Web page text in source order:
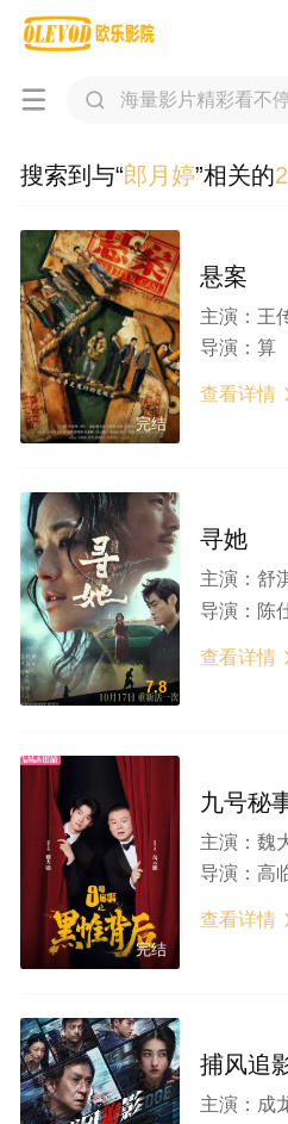
 
搜索到与“郎月婷”相关的
完结
悬案
主演： 王传君 江奇霖
导演： 算
查看详情
7.8
寻她
主演： 舒淇 白
导演： 陈
查看详情
完结
九号秘
主演： 魏大勋
导演： 高
查看详情
捕风追
主演： 成龙 张